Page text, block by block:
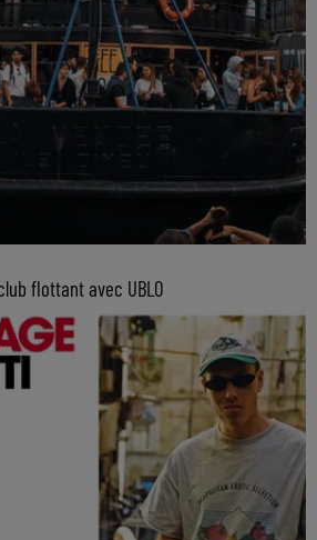
flottant avec UBLO